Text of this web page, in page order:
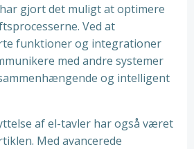
gjort det muligt at optimere
Ved at
funktioner og integrationer
med andre systemer
og intelligent
af el-tavler har også været
Med avancerede